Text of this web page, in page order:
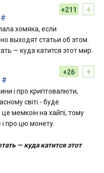
+
+211
#
хомяка, если
выходят статьи об этом.
— куда катится этот мир.
+
+26
#
і про криптовалюти,
світі - буде
мемкоін на хайпі, тому
про цю монету.
— куда катится этот